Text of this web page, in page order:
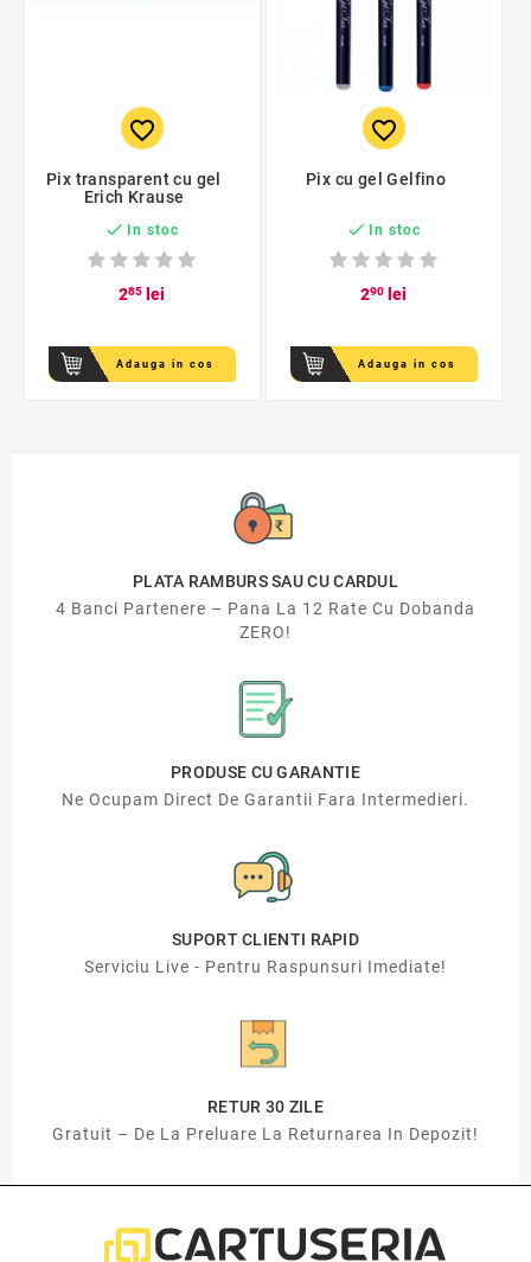
favorite_border
Pix transparent cu gel
Erich Krause
 In stoc
285 lei
Adauga in cos
favorite_border
Pix cu gel Gelfino
 In stoc
290 lei
Adauga in cos
PLATA RAMBURS SAU CU CARDUL
4 Banci Partenere – Pana La 12 Rate Cu Dobanda
ZERO!
PRODUSE CU GARANTIE
Ne Ocupam Direct De Garantii Fara Intermedieri.
SUPORT CLIENTI RAPID
Serviciu Live - Pentru Raspunsuri Imediate!
RETUR 30 ZILE
Gratuit – De La Preluare La Returnarea In Depozit!